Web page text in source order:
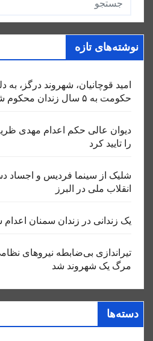
نوشته‌های تازه
امید قوچانیان، شهروند درگز، به
حکومت به ۵ سال زندان محکوم شد
دیوان عالی حکم اعدام مهدی
را تایید کرد
شلیک از سینما فردیس و اجساد
انقلاب ملی در البرز
یک زندانی در زندان سمنان اعدام
تیراندازی بی‌ضابطه نیروهای
مرگ یک شهروند شد
دسته‌ها